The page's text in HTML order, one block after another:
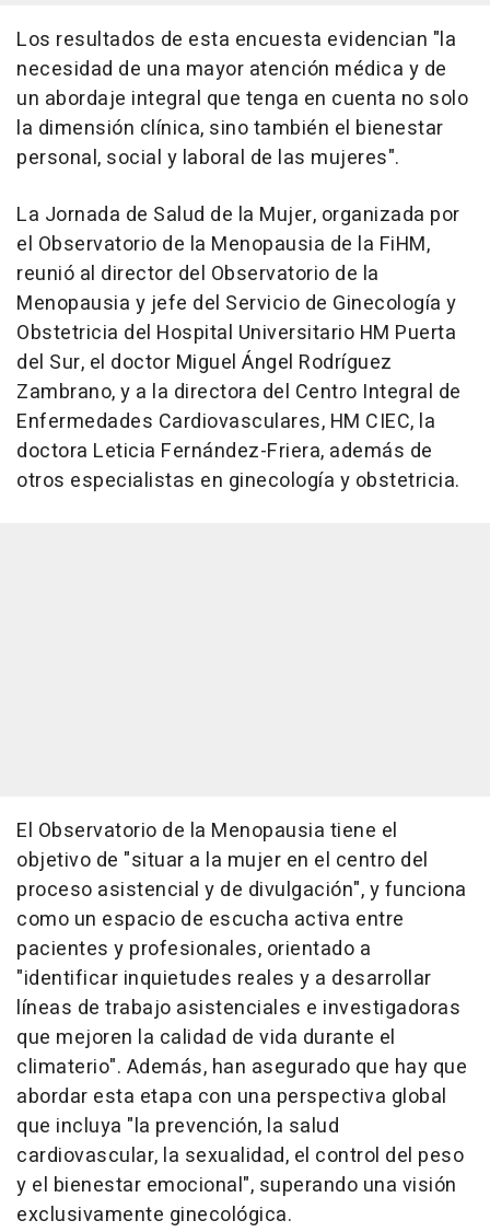
Los resultados de esta encuesta evidencian "la
necesidad de una mayor atención médica y de
un abordaje integral que tenga en cuenta no solo
la dimensión clínica, sino también el bienestar
personal, social y laboral de las mujeres".
La Jornada de Salud de la Mujer, organizada por
el Observatorio de la Menopausia de la FiHM,
reunió al director del Observatorio de la
Menopausia y jefe del Servicio de Ginecología y
Obstetricia del Hospital Universitario HM Puerta
del Sur, el doctor Miguel Ángel Rodríguez
Zambrano, y a la directora del Centro Integral de
Enfermedades Cardiovasculares, HM CIEC, la
doctora Leticia Fernández-Friera, además de
otros especialistas en ginecología y obstetricia.
El Observatorio de la Menopausia tiene el
objetivo de "situar a la mujer en el centro del
proceso asistencial y de divulgación", y funciona
como un espacio de escucha activa entre
pacientes y profesionales, orientado a
"identificar inquietudes reales y a desarrollar
líneas de trabajo asistenciales e investigadoras
que mejoren la calidad de vida durante el
climaterio". Además, han asegurado que hay que
abordar esta etapa con una perspectiva global
que incluya "la prevención, la salud
cardiovascular, la sexualidad, el control del peso
y el bienestar emocional", superando una visión
exclusivamente ginecológica.